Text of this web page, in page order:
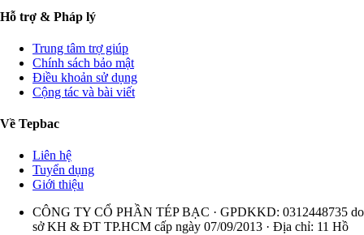
Hỗ trợ & Pháp lý
Trung tâm trợ giúp
Chính sách bảo mật
Điều khoản sử dụng
Cộng tác và bài viết
Về Tepbac
Liên hệ
Tuyển dụng
Giới thiệu
CÔNG TY CỔ PHẦN TÉP BẠC · GPDKKD: 0312448735 do
sở KH & ĐT TP.HCM cấp ngày 07/09/2013 · Địa chỉ: 11 Hồ